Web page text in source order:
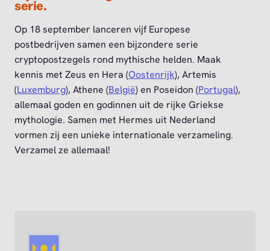
serie.
Op 18 september lanceren vijf Europese
postbedrijven samen een bijzondere serie
cryptopostzegels rond mythische helden. Maak
kennis met Zeus en Hera (Oostenrijk), Artemis
(Luxemburg), Athene (België) en Poseidon (Portugal),
allemaal goden en godinnen uit de rijke Griekse
mythologie. Samen met Hermes uit Nederland
vormen zij een unieke internationale verzameling.
Verzamel ze allemaal!